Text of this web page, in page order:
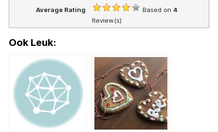
Average Rating
Based on4
Review(s)
Ook Leuk: